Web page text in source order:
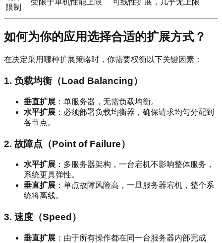
限制
如何为你的应用选择合适的扩展方式？
在决定采用哪种扩展策略时，你需要权衡以下关键因素：
1. 负载均衡（Load Balancing）
垂直扩展 ：单服务器，无需负载均衡。
水平扩展 ：必须部署负载均衡器，确保请求均匀分配到
各节点。
2. 故障点（Point of Failure）
水平扩展 ：多服务器架构，一台宕机不影响整体服务，
系统更具弹性。
垂直扩展 ：单点故障风险高，一旦服务器宕机，整个系
统将离线。
3. 速度（Speed）
垂直扩展 ：由于所有操作都在同一台服务器内部完成